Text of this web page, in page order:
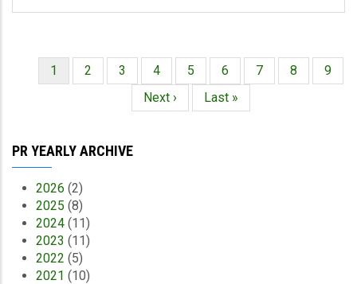
Paginación
Página
actual
1 Página
2 Página
3 Página
4 Página
5 Página
6 Página
7 Página
8
9
Siguiente
página
Next ›
Última
página
Last »
PR YEARLY ARCHIVE
2026 (2)
2025 (8)
2024 (11)
2023 (11)
2022 (5)
2021 (10)